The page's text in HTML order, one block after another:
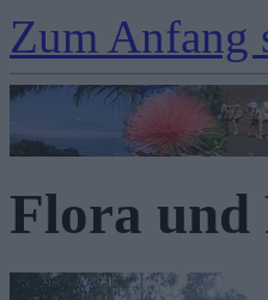
Zum Anfang
Flora und